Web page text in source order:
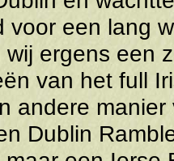
voor een lang
ergens een
van het full
andere
Dublin